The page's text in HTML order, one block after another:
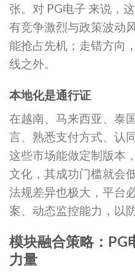
张。对 PG电子 来说，
有竞争激烈与政策波动
能抢占先机；走错方向
线之外。
本地化是通行证
在越南、马来西亚、泰
言、熟悉支付方式、认
这些市场能做定制版本
文化，其成功门槛就会
法规差异也极大，平台
案、动态监控能力，以
模块融合策略：PG
力量